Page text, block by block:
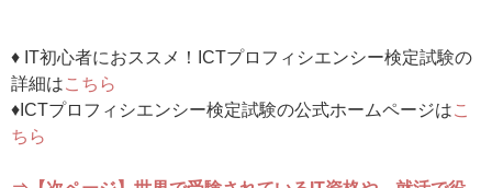
♦ IT初心者におススメ！ICTプロフィシエンシー検定試験の
詳細はこちら
♦ICTプロフィシエンシー検定試験の公式ホームページはこ
ちら